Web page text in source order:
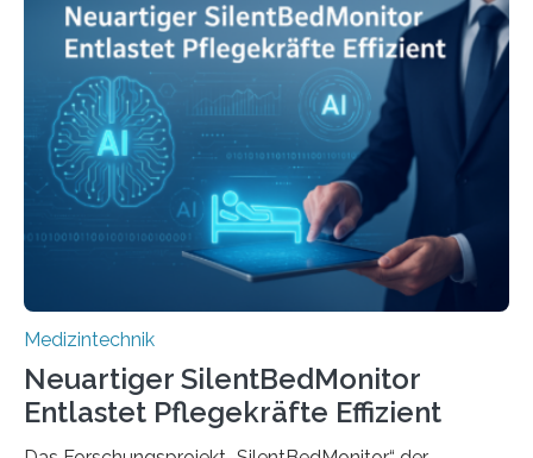
Medizintechnik
Neuartiger SilentBedMonitor
Entlastet Pflegekräfte Effizient